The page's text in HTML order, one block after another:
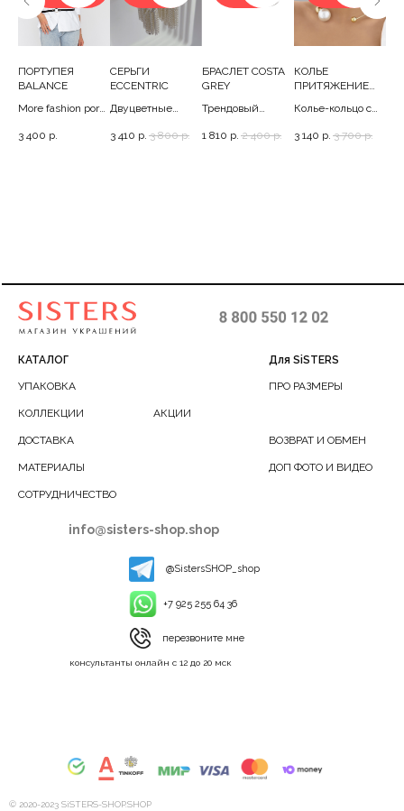
ПОРТУПЕЯ
BALANCE
More fashion por
3 400 р.
СЕРЬГИ
ECCENTRIC
Двуцветные
3.5
3 410 р. 3 800 р.
БРАСЛЕТ COSTA
GREY
Трендовый
и изумрудном,
1 810 р. 2 400 р.
КОЛЬЕ
ПРИТЯЖЕНИЕ
Колье-кольцо с
шарами, 40-42
3 140 р. 3 700 р.
© 2020-2023 SiSTERS-SHOP.SHOP
КАТАЛОГ Для SiSTERS
info@sisters-shop.shop
УПАКОВКА
ДОСТАВКА
КОЛЛЕКЦИИ
ПРО РАЗМЕРЫ
АКЦИИ
ВОЗВРАТ И ОБМЕН
ДОП ФОТО И ВИДЕО
консультанты онлайн с 12 до 20 мск
@SistersSHOP_shop
+7 925 255 64 36
перезвоните мне
МАТЕРИАЛЫ
СОТРУДНИЧЕСТВО